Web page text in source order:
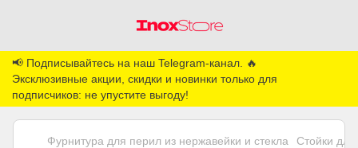
📢 Подписывайтесь на наш Telegram-канал. 🔥
Эксклюзивные акции, скидки и новинки только для
подписчиков: не упустите выгоду!
Фурнитура для перил из нержавейки и стекла Стойки